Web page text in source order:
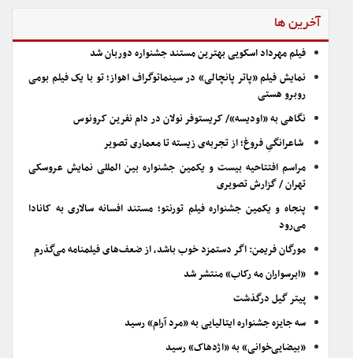
آخرین ها
فیلم مهرداد اسکویی بهترین مستند جشنواره دوربان شد
نمایش فیلم «پاتر پانچالی» در سینماتوگراف اهواز؛ تو با یک فیلم بومی
روبرو هستی
نگاهی به «اودیسه»/ کریستوفر نولان در دام نفرین کرونوس
شاعرانگیِ فروغ؛ از تجربه‌ی زیسته تا معماری تصویر
مراسم افتتاحیه بیست و یکمین جشنواره بین المللی نمایش عروسکی
تهران / گزارش تصویری
پنجاه و یکمین جشنواره فیلم تورنتو؛ مستند افسانه سالاری به کانادا
می‌رود
مورگان فریمن: اگر دستمزد خوب باشد، از ضعف‌های فیلمنامه می‌گذرم
«ابرسواران مه رکاب» منتشر شد
پیتر گیل درگذشت
سه جایزه جشنواره ایتالیایی به «مرد آرام» رسید
«بیضایی‌خوانی» به «اژدهاک» رسید